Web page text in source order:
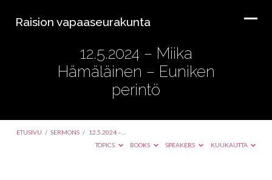
Raision vapaaseurakunta
12.5.2024 – Miika
Hämäläinen – Euniken
perintö
ETUSIVU / SERMONS / 12.5.2024 –…
TOPICS
BOOKS SPEAKERS KUUKAUTTA